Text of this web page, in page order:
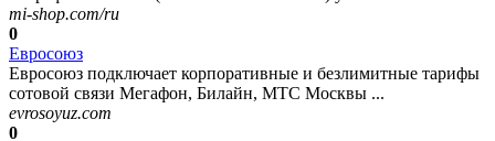
mi-shop.com/ru
0
Евросоюз
Евросоюз подключает корпоративные и безлимитные тарифы
сотовой связи Мегафон, Билайн, МТС Москвы ...
evrosoyuz.com
0